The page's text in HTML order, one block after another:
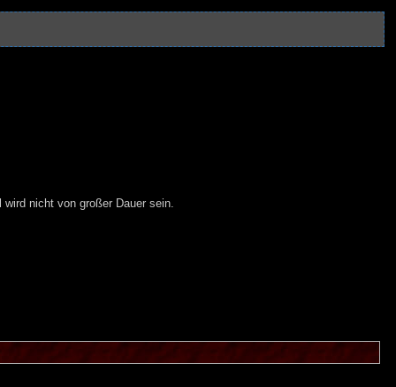
nicht von großer Dauer sein.